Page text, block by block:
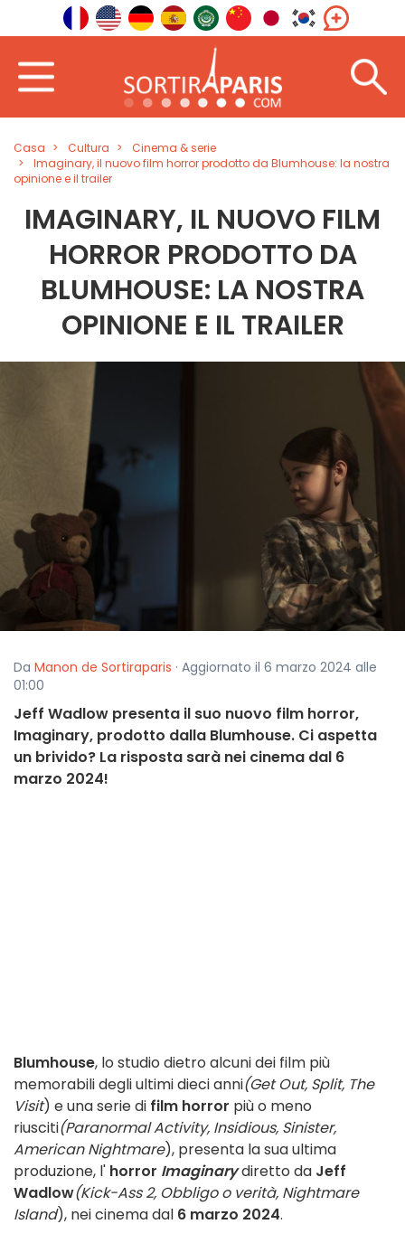
Casa Cultura
Cinema & serie
Imaginary, il nuovo film horror prodotto da Blumhouse: la nostra
opinione e il trailer
IMAGINARY, IL NUOVO FILM
HORROR PRODOTTO DA
BLUMHOUSE: LA NOSTRA
OPINIONE E IL TRAILER
Da Manon de Sortiraparis · Aggiornato il 6 marzo 2024 alle
01:00
Jeff Wadlow presenta il suo nuovo film horror,
Imaginary, prodotto dalla Blumhouse. Ci aspetta
un brivido? La risposta sarà nei cinema dal 6
marzo 2024!
Blumhouse, lo studio dietro alcuni dei film più
memorabili degli ultimi dieci anni(Get Out, Split, The
Visit) e una serie di film horror più o meno
riusciti(Paranormal Activity, Insidious, Sinister,
American Nightmare), presenta la sua ultima
produzione, l' horror Imaginarydiretto da Jeff
Wadlow(Kick-Ass 2, Obbligo o verità, Nightmare
Island), nei cinema dal 6 marzo 2024.